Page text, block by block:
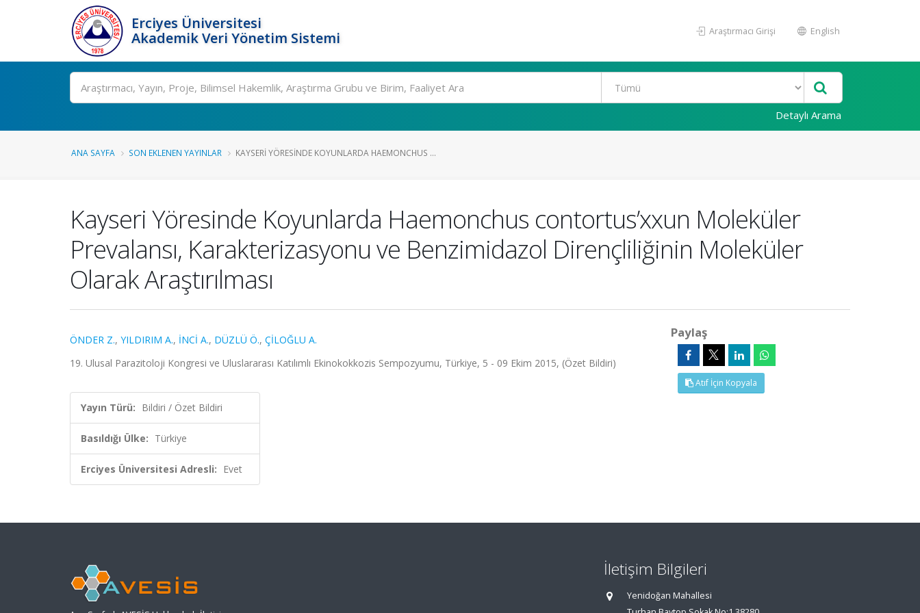
Erciyes Üniversitesi
Akademik Veri Yönetim Sistemi
Araştırmacı Girişi English
Ara
Detaylı Arama
ANA SAYFA SON EKLENEN YAYINLAR KAYSERI YÖRESINDE KOYUNLARDA HAEMONCHUS ...
Kayseri Yöresinde Koyunlarda Haemonchus contortus’xxun Moleküler
Prevalansı, Karakterizasyonu ve Benzimidazol Dirençliliğinin Moleküler
Olarak Araştırılması
ÖNDER Z., YILDIRIM A., İNCİ A., DÜZLÜ Ö., ÇİLOĞLU A.
19. Ulusal Parazitoloji Kongresi ve Uluslararası Katılımlı Ekinokokkozis Sempozyumu, Türkiye, 5 - 09 Ekim 2015, (Özet Bildiri)
Yayın Türü: Bildiri / Özet Bildiri
Basıldığı Ülke: Türkiye
Erciyes Üniversitesi Adresli: Evet
Paylaş
Atıf İçin Kopyala
İletişim Bilgileri
Yenidoğan Mahallesi